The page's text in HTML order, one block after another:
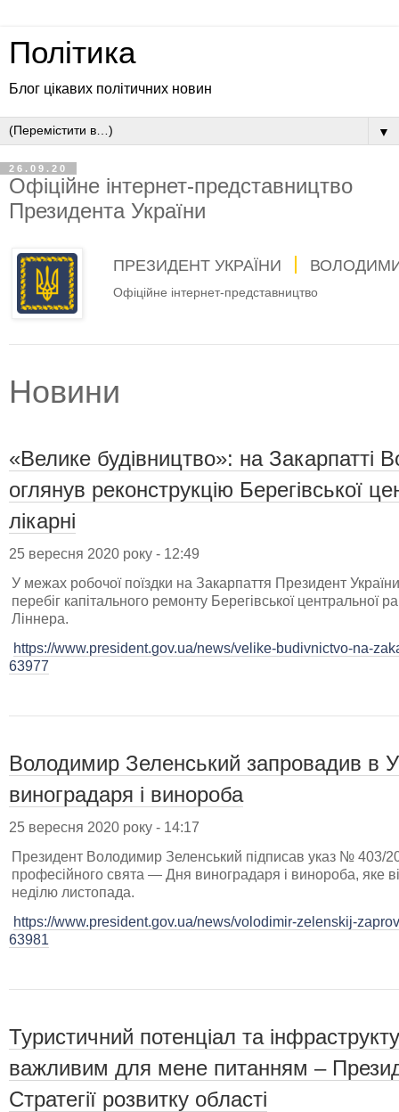
Політика
Блог цікавих політичних новин
▼
26.09.20
Офіційне інтернет-представництво
Президента України
ПРЕЗИДЕНТ УКРАЇНИ
Офіційне інтернет-представництво
Новини
«Велике будівництво»: на Закарпатті
оглянув реконструкцію Берегівської
лікарні
25 вересня 2020 року - 12:49
У межах робочої поїздки на Закарпаття Президент
перебіг капітального ремонту Берегівської центральної
Ліннера.
https://www.president.gov.ua/news/velike-budivnictvo-na-
63977
Володимир Зеленський запровадив в
виноградаря і винороба
25 вересня 2020 року - 14:17
Президент Володимир Зеленський підписав указ № 403/
професійного свята — Дня виноградаря і винороба, яке
неділю листопада.
https://www.president.gov.ua/news/volodimir-zelenskij-
63981
Туристичний потенціал та
важливим для мене питанням –
Стратегії розвитку області